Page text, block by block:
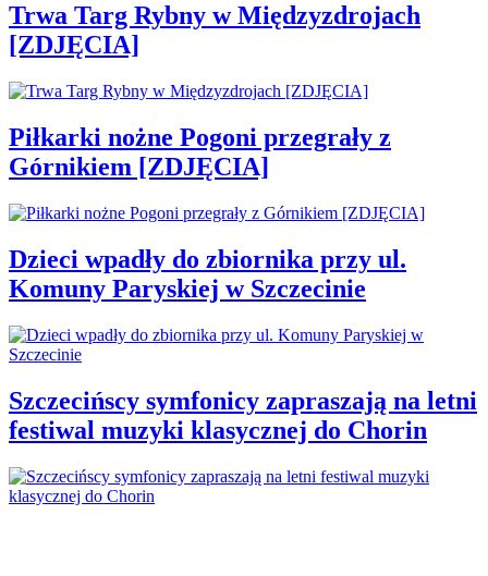
Trwa Targ Rybny w Międzyzdrojach
[ZDJĘCIA]
Piłkarki nożne Pogoni przegrały z
Górnikiem [ZDJĘCIA]
Dzieci wpadły do zbiornika przy ul.
Komuny Paryskiej w Szczecinie
Szczecińscy symfonicy zapraszają na letni
festiwal muzyki klasycznej do Chorin